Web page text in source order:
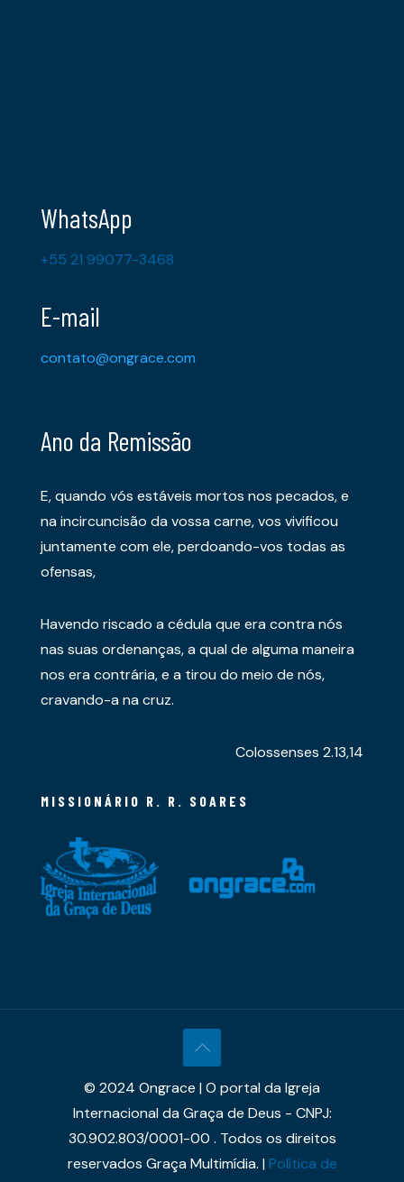
WhatsApp
+55 21 99077-3468
E-mail
contato@ongrace.com
Ano da Remissão
E, quando vós estáveis mortos nos pecados, e
na incircuncisão da vossa carne, vos vivificou
juntamente com ele, perdoando-vos todas as
ofensas,
Havendo riscado a cédula que era contra nós
nas suas ordenanças, a qual de alguma maneira
nos era contrária, e a tirou do meio de nós,
cravando-a na cruz.
Colossenses 2.13,14
MISSIONÁRIO R. R. SOARES
© 2024 Ongrace | O portal da Igreja
Internacional da Graça de Deus - CNPJ:
30.902.803/0001-00 . Todos os direitos
reservados Graça Multimídia. |Política de